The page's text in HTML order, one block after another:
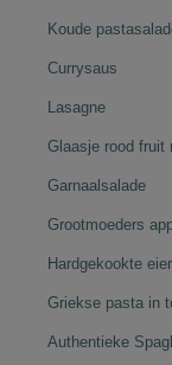
Koude
Currysaus
Lasagne
Glaasje rood fruit
Garnaalsalade
Grootmoeders
Hardgekookte
Griekse pasta in
Authentieke